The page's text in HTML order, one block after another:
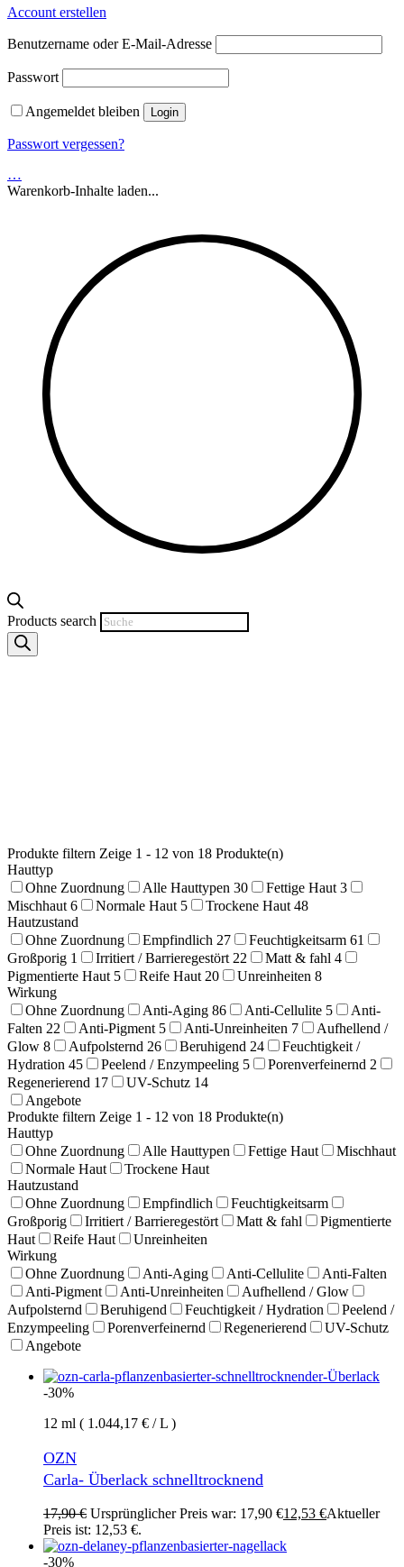
Account erstellen
Benutzername oder E-Mail-Adresse
Passwort
Angemeldet bleiben
Passwort vergessen?
…
Warenkorb-Inhalte laden...
Products search
Produkte filtern Zeige 1 - 12 von 18 Produkte(n)
Hauttyp
Ohne Zuordnung
Alle Hauttypen 30 Fettige Haut 3
Mischhaut 6 Normale Haut 5 Trockene Haut 48
Hautzustand
Ohne Zuordnung
Empfindlich 27 Feuchtigkeitsarm 61
Großporig 1 Irritiert / Barrieregestört 22 Matt & fahl 4
Pigmentierte Haut 5 Reife Haut 20 Unreinheiten 8
Wirkung
Ohne Zuordnung
Anti-Aging 86 Anti-Cellulite 5
Anti-
Falten 22 Anti-Pigment 5 Anti-Unreinheiten 7
Aufhellend /
Glow 8 Aufpolsternd 26 Beruhigend 24
Feuchtigkeit /
Hydration 45 Peelend / Enzympeeling 5 Porenverfeinernd 2
Regenerierend 17 UV-Schutz 14
Angebote
Produkte filtern Zeige 1 - 12 von 18 Produkte(n)
Hauttyp
Ohne Zuordnung
Alle Hauttypen Fettige Haut
Mischhaut
Normale Haut
Trockene Haut
Hautzustand
Ohne Zuordnung
Empfindlich
Feuchtigkeitsarm
Großporig
Irritiert / Barrieregestört Matt & fahl
Pigmentierte
Haut
Reife Haut
Unreinheiten
Wirkung
Ohne Zuordnung
Anti-Aging Anti-Cellulite
Anti-Falten
Anti-Pigment
Anti-Unreinheiten
Aufhellend / Glow
Aufpolsternd
Beruhigend Feuchtigkeit / Hydration
Peelend /
Enzympeeling
Porenverfeinernd Regenerierend
UV-Schutz
Angebote
-30%
12 ml ( 1.044,17 € / L )
OZN
Carla- Überlack schnelltrocknend
17,90€ Ursprünglicher Preis war: 17,90 €12,53 €Aktueller
Preis ist: 12,53 €.
-30%